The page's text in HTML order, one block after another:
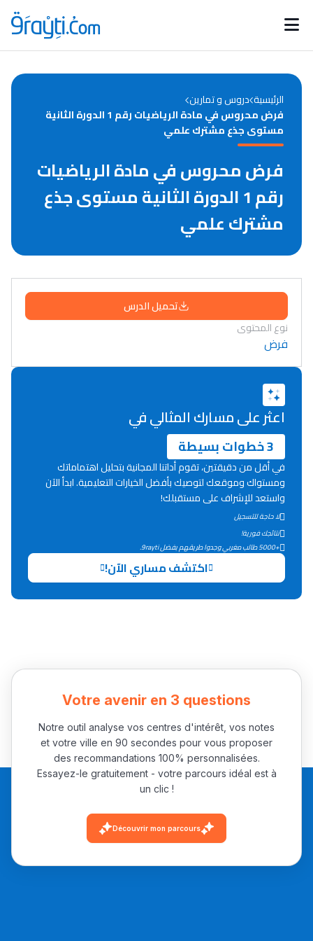
Catégories
Annonces bourses
Lycée Maroc
التعليم الثانوي التأهيلي
+ de 78 Sujets
Interviews/Vidéos
+ de 89 Interviews/Vidéos
دليل المهن
الرئيسية دروس و تمارين
فرض محروس في مادة الرياضيات رقم 1 الدورة الثانية
مستوى جذع مشترك علمي
فرض محروس في مادة الرياضيات
رقم 1 الدورة الثانية مستوى جذع
مشترك علمي
تحميل الدرس
نوع المحتوى
فرض
اعثر على مسارك المثالي في
3 خطوات بسيطة
في أقل من دقيقتين، تقوم أداتنا المجانية بتحليل اهتماماتك
ومستواك وموقعك لتوصيك بأفضل الخيارات التعليمية. ابدأ الآن
واستعد للإشراف على مستقبلك!
لا حاجة للتسجيل
نتائجك فورية!
+5000 طالب مغربي وجدوا طريقهم بفضل 9rayti.
اكتشف مساري الآن!
Votre avenir en 3 questions
Notre outil analyse vos centres d'intérêt, vos notes
et votre ville en 90 secondes pour vous proposer
des recommandations 100% personnalisées.
Essayez-le gratuitement - votre parcours idéal est à
un clic !
Découvrir mon parcours